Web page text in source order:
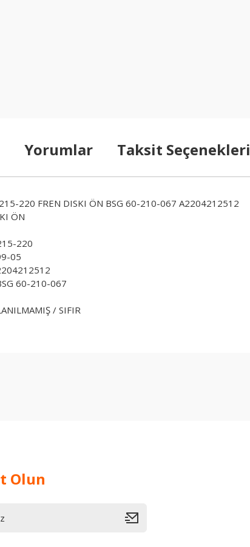
Yorumlar Taksit Seçenekleri
220 FREN DISKI ÖN BSG 60-210-067 A2204212512
ÖN
220
05
60-210-067
/ SIFIR
Olun